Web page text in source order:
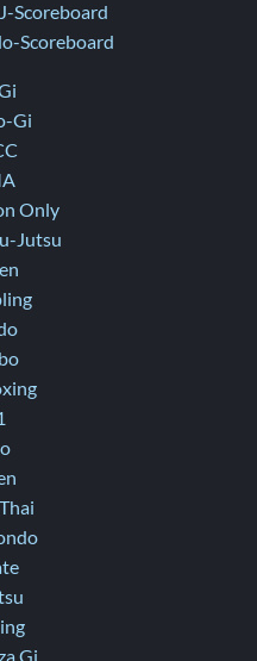
Scoreboard
Scoreboard
Gi
Only
Jutsu
Gi